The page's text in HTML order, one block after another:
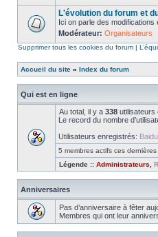
L'évolution du forum et
Ici on parle des modifications
Modérateur: Organisateurs
Supprimer tous les cookies du forum |
Accueil du site » Index du forum
Qui est en ligne
Au total, il y a 338 utilisateurs
Le record du nombre
Utilisateurs enregistrés:
5 membres actifs ces
Légende :: Administrateurs
Anniversaires
Pas d’anniversaire à fêter
Membres qui ont leur